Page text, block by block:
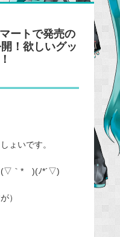
ートで発売の
！欲しいグッ
ょいです。
(▽｀*ゝ)(ﾉ*´▽)
）